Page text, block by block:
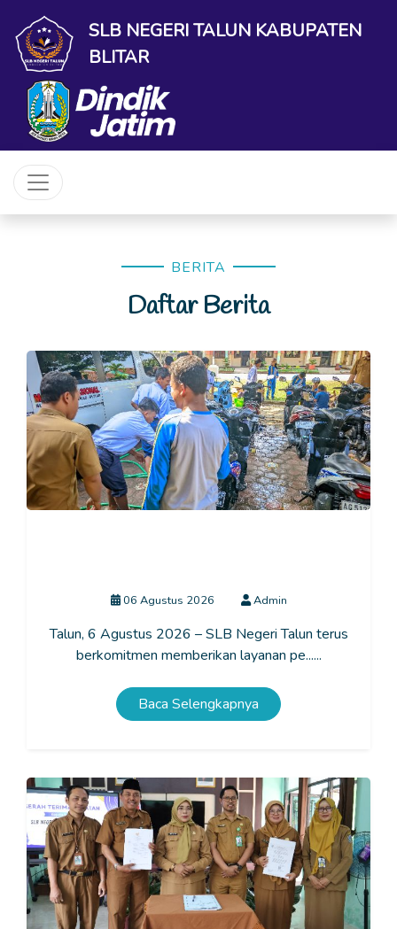
SLB NEGERI TALUN KABUPATEN
BLITAR
BERITA
Daftar Berita
06 Agustus 2026 Admin
Talun, 6 Agustus 2026 – SLB Negeri Talun terus
berkomitmen memberikan layanan pe......
Baca Selengkapnya